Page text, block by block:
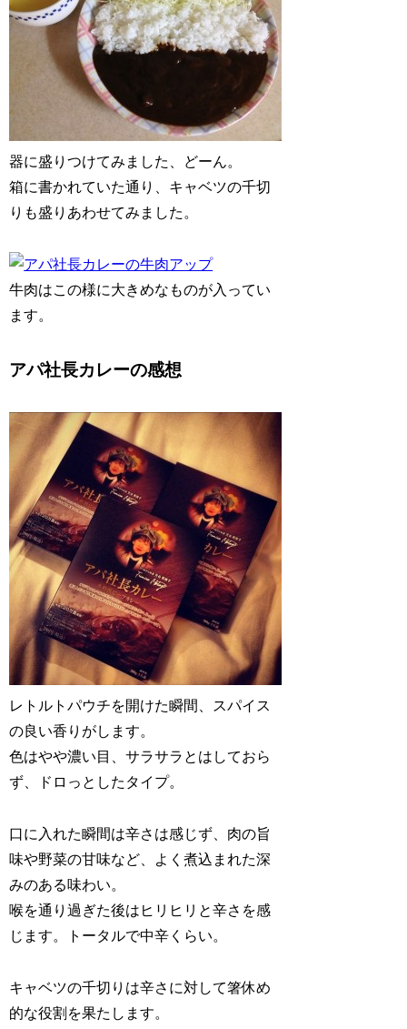
器に盛りつけてみました、どーん。
箱に書かれていた通り、キャベツの千切
りも盛りあわせてみました。
牛肉はこの様に大きめなものが入ってい
ます。
アパ社長カレーの感想
レトルトパウチを開けた瞬間、スパイス
の良い香りがします。
色はやや濃い目、サラサラとはしておら
ず、ドロっとしたタイプ。
口に入れた瞬間は辛さは感じず、肉の旨
味や野菜の甘味など、よく煮込まれた深
みのある味わい。
喉を通り過ぎた後はヒリヒリと辛さを感
じます。トータルで中辛くらい。
キャベツの千切りは辛さに対して箸休め
的な役割を果たします。